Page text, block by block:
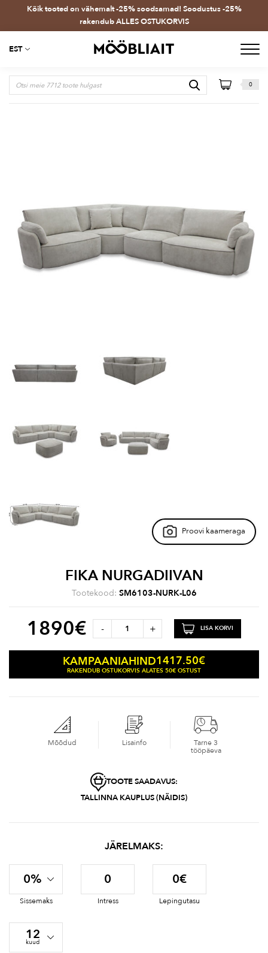
Kõik tooted on vähemalt -25% soodsamad! Soodustus -25%
rakendub ALLES OSTUKORVIS
EST
0
Proovi kaameraga
FIKA NURGADIIVAN
Tootekood: SM6103-NURK-L06
1890€ - + LISA KORVI
KAMPAANIAHIND1417.50€
RAKENDUB OSTUKORVIS ALATES 50€ OSTUST
Mõõdud Lisainfo
Tarne 3
tööpäeva
TOOTE SAADAVUS:
TALLINNA KAUPLUS (NÄIDIS)
JÄRELMAKS:
0%
Sissemaks
0
Intress
0€
Lepingutasu
12
kuud